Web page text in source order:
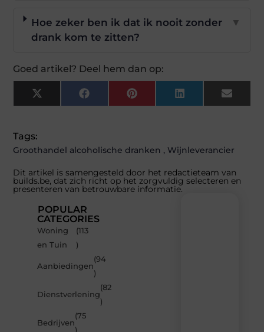
Hoe zeker ben ik dat ik nooit zonder
drank kom te zitten?
▼
Goed artikel? Deel hem dan op:
X
(Twitter)
FacebookPinterestLinkedInEmail
Tags:
Groothandel alcoholische dranken , Wijnleverancier
Dit artikel is samengesteld door het redactieteam van
builds.be, dat zich richt op het zorgvuldig selecteren en
presenteren van betrouwbare informatie.
POPULAR
CATEGORIES
Woning
en Tuin
(113
)
Aanbiedingen
(94
)
Dienstverlening
(82
)
Bedrijven
(75
)